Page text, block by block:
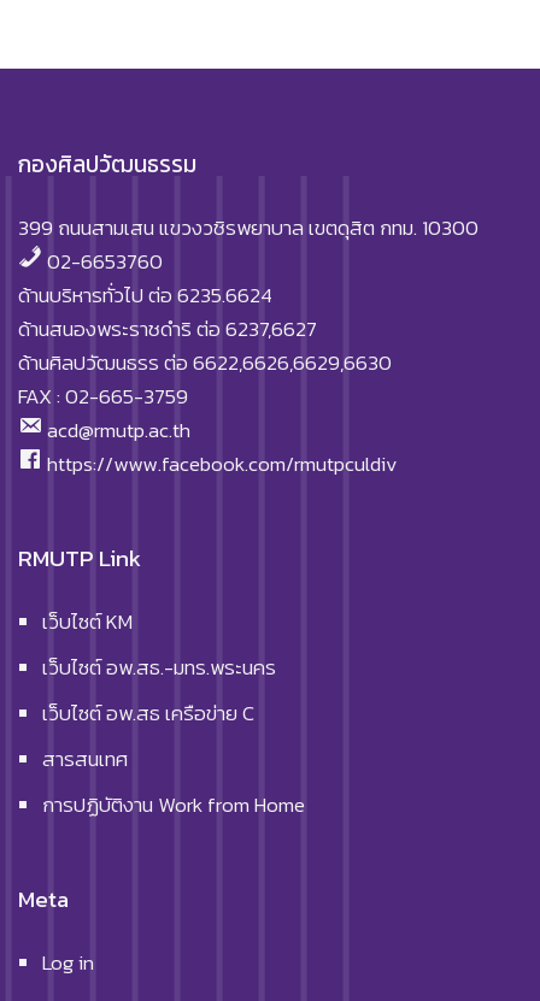
กองศิลปวัฒนธรรม
399 ถนนสามเสน แขวงวชิรพยาบาล เขตดุสิต กทม. 10300
02-6653760
ด้านบริหารทั่วไป ต่อ 6235.6624
ด้านสนองพระราชดำริ ต่อ 6237,6627
ด้านศิลปวัฒนธรร ต่อ 6622,6626,6629,6630
FAX : 02-665-3759
acd@rmutp.ac.th
https://www.facebook.com/rmutpculdiv
RMUTP Link
เว็บไซต์ KM
เว็บไซต์ อพ.สธ.-มทร.พระนคร
เว็บไซต์ อพ.สธ เครือข่าย C
สารสนเทศ
การปฏิบัติงาน Work from Home
Meta
Log in